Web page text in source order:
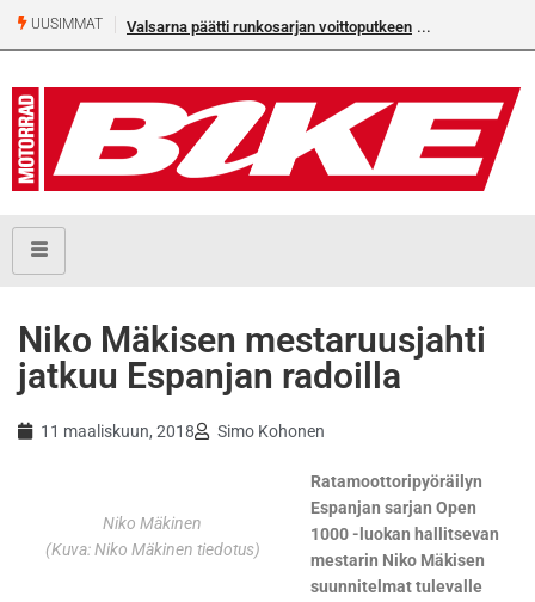
UUSIMMAT Valsarna päätti runkosarjan voittoputkeen
Niko Mäkisen mestaruusjahti
jatkuu Espanjan radoilla
11 maaliskuun, 2018 Simo Kohonen
Niko Mäkinen
(Kuva: Niko Mäkinen tiedotus)
Ratamoottoripyöräilyn
Espanjan sarjan Open
1000 -luokan hallitsevan
mestarin Niko Mäkisen
suunnitelmat tulevalle